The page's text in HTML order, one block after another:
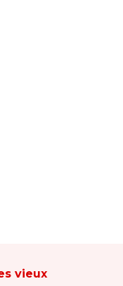
vieux